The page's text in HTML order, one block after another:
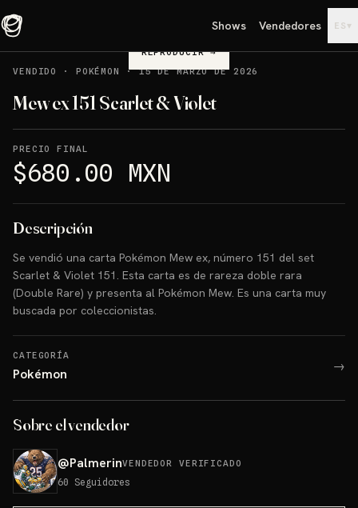
Shows Vendedores ES ▾
REPRODUCIR→
VENDIDO
· POKÉMON ·15 DE MARZO DE 2026
Mew ex 151 Scarlet & Violet
PRECIO FINAL
$680.00 MXN
Descripción
Se vendió una carta Pokémon Mew ex, número 151 del set
Scarlet & Violet 151. Esta carta es de rareza doble rara
(Double Rare) y presenta al Pokémon Mew. Es una carta muy
buscada por coleccionistas.
CATEGORÍA
Pokémon →
Sobre el vendedor
@PalmerinVENDEDOR VERIFICADO
60 Seguidores